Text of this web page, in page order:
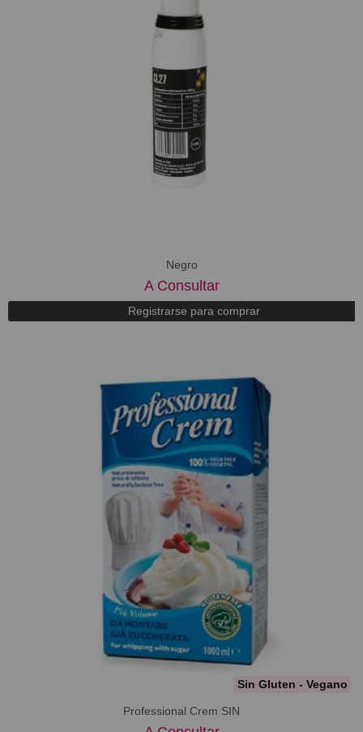
Negro
A Consultar
Registrarse para comprar
Sin Gluten - Vegano
Professional Crem SIN